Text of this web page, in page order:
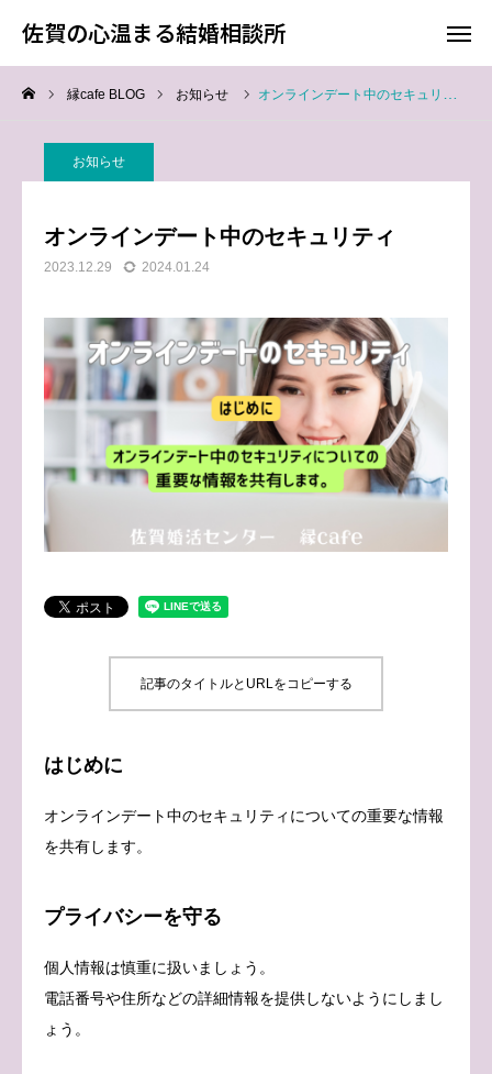
佐賀の心温まる結婚相談所
縁cafe BLOG お知らせ オンラインデート中のセキュリティ
お知らせ
オンラインデート中のセキュリティ
2023.12.29 2024.01.24
記事のタイトルとURLをコピーする
はじめに
オンラインデート中のセキュリティについての重要な情報
を共有します。
プライバシーを守る
個人情報は慎重に扱いましょう。
電話番号や住所などの詳細情報を提供しないようにしまし
ょう。
佐賀の心温まる結婚相談所
料金
TOP
成婚までの流れ
会員様からの喜びの声
よくあるご質問
ブログ